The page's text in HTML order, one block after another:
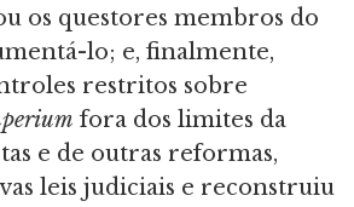
os questores membros do
lo; e, finalmente,
restritos sobre
fora dos limites da
e de outras reformas,
leis judiciais e reconstruiu